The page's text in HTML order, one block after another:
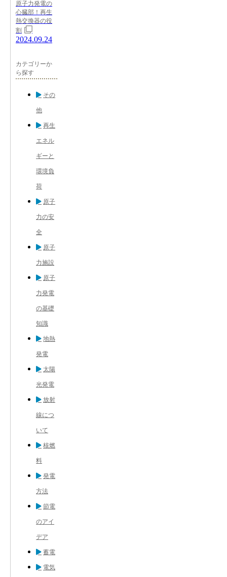
原子力発電の
心臓部！再生
熱交換器の役
割
2024.09.24
カテゴリーか
ら探す
その
他
再生
エネル
ギーと
環境負
荷
原子
力の安
全
原子
力施設
原子
力発電
の基礎
知識
地熱
発電
太陽
光発電
放射
線につ
いて
核燃
料
発電
方法
節電
のアイ
デア
蓄電
電気